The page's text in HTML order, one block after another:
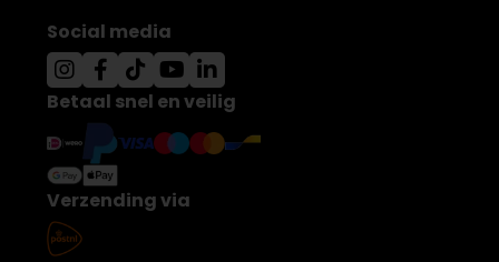
Social media
Betaal snel en veilig
Verzending via